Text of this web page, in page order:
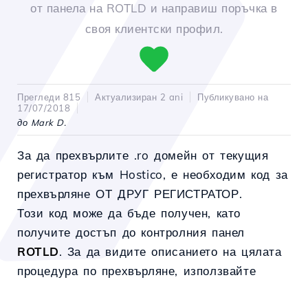
от панела на ROTLD и направиш поръчка в
своя клиентски профил.
Прегледи 815 Актуализиран 2 ani
Публикувано на
17/07/2018
до Mark D.
За да прехвърлите .ro домейн от текущия
регистратор към Hostico, е необходим код за
прехвърляне ОТ ДРУГ РЕГИСТРАТОР.
Този код може да бъде получен, като
получите достъп до контролния панел
ROTLD. За да видите описанието на цялата
процедура по прехвърляне, използвайте